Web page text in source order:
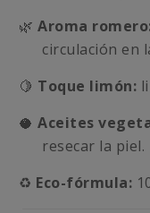
🌿 Aroma
circulación en
🍋 Toque limón:
🥥 Aceites
resecar la piel.
♻️ Eco-fórmula: